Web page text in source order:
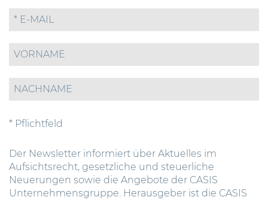
* Pflichtfeld
Der Newsletter informiert über Aktuelles im
Aufsichtsrecht, gesetzliche und steuerliche
Neuerungen sowie die Angebote der CASIS
Unternehmensgruppe. Herausgeber ist die CASIS